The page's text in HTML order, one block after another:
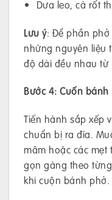
Dưa leo, cà rốt
Lưu ý: Để phần
những nguyên liệu
độ dài đều nhau từ
Bước 4: Cuốn bánh
Tiến hành sắp xếp
chuẩn bị ra đĩa.
mâm hoặc các mẹt
gọn gàng theo
khi cuộn bánh phở.